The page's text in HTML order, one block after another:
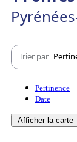
Trier par
Pertinence
Date
Afficher la carte